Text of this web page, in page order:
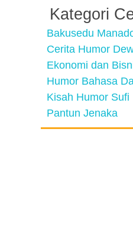
Kategori
Bakusedu
Cerita Humor
Ekonomi dan
Humor Bahasa
Kisah Humor Sufi
Pantun Jenaka